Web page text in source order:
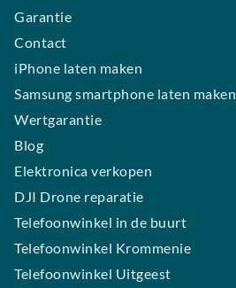
Garantie
Contact
iPhone laten maken
Samsung smartphone laten maken
Wertgarantie
Blog
Elektronica verkopen
DJI Drone reparatie
Telefoonwinkel in de buurt
Telefoonwinkel Krommenie
Telefoonwinkel Uitgeest